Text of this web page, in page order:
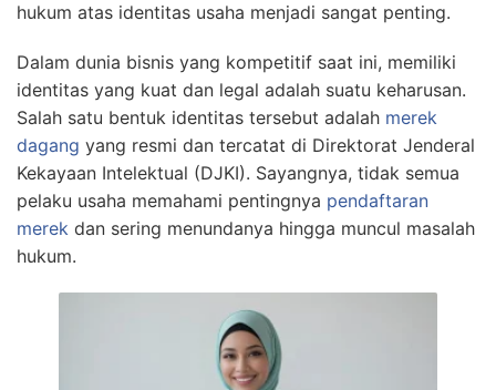
hukum atas identitas usaha menjadi sangat penting.
Dalam dunia bisnis yang kompetitif saat ini, memiliki
identitas yang kuat dan legal adalah suatu keharusan.
Salah satu bentuk identitas tersebut adalah merek
dagang yang resmi dan tercatat di Direktorat Jenderal
Kekayaan Intelektual (DJKI). Sayangnya, tidak semua
pelaku usaha memahami pentingnya pendaftaran
merek dan sering menundanya hingga muncul masalah
hukum.